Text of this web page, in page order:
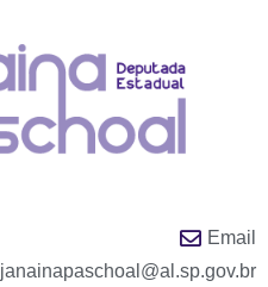
Email
janainapaschoal@al.sp.gov.br